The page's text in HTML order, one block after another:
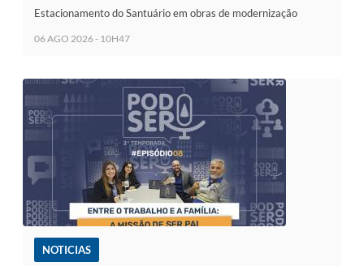
Estacionamento do Santuário em obras de modernização
06 AGO 2026 - 10H47
NOTICIAS